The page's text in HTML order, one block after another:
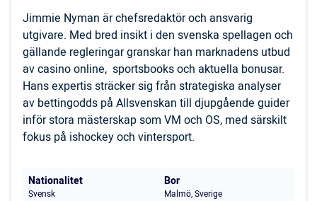
Jimmie Nyman är chefsredaktör och ansvarig
utgivare. Med bred insikt i den svenska spellagen och
gällande regleringar granskar han marknadens utbud
av casino online, sportsbooks och aktuella bonusar.
Hans expertis sträcker sig från strategiska analyser
av bettingodds på Allsvenskan till djupgående guider
inför stora mästerskap som VM och OS, med särskilt
fokus på ishockey och vintersport.
Nationalitet
Svensk
Bor
Malmö, Sverige